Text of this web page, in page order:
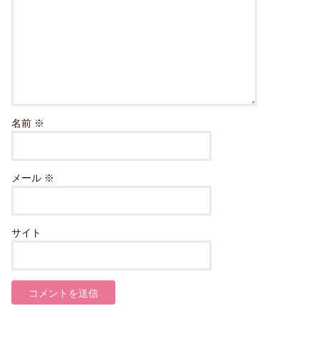
名前 ※
メール ※
サイト